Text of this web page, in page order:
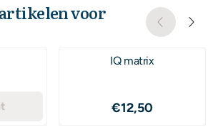
voor
IQ matrix
Prijs: 12,50
€12,50